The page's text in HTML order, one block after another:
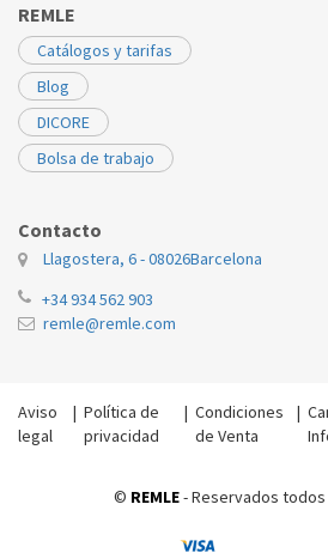
REMLE
Catálogos y tarifas
Blog
DICORE
Bolsa de trabajo
Contacto
Llagostera, 6 - 08026Barcelona
+34 934 562 903
remle@remle.com
Aviso
legal
| Política de
privacidad
|Condiciones
de Venta
|
© REMLE- Reservados